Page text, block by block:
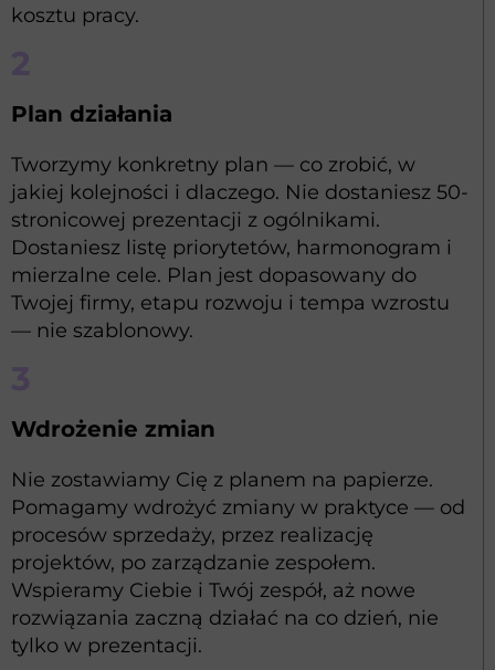
kosztu pracy.
Plan działania
Tworzymy konkretny plan — co zrobić, w
jakiej kolejności i dlaczego. Nie dostaniesz 50-
stronicowej prezentacji z ogólnikami.
Dostaniesz listę priorytetów, harmonogram i
mierzalne cele. Plan jest dopasowany do
Twojej firmy, etapu rozwoju i tempa wzrostu
— nie szablonowy.
Wdrożenie zmian
Nie zostawiamy Cię z planem na papierze.
Pomagamy wdrożyć zmiany w praktyce — od
procesów sprzedaży, przez realizację
projektów, po zarządzanie zespołem.
Wspieramy Ciebie i Twój zespół, aż nowe
rozwiązania zaczną działać na co dzień, nie
tylko w prezentacji.